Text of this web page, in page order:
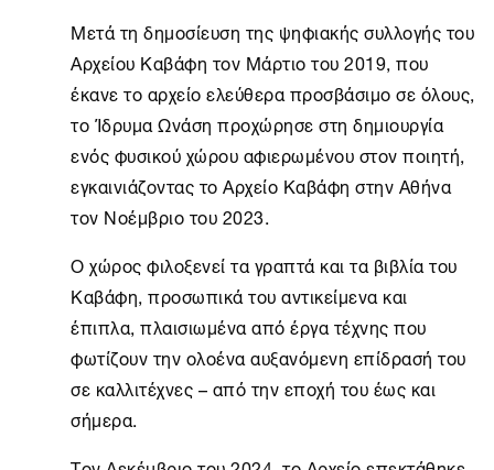
Μετά τη δημοσίευση της ψηφιακής συλλογής του
Αρχείου Καβάφη τον Μάρτιο του 2019, που
έκανε το αρχείο ελεύθερα προσβάσιμο σε όλους,
τοΊδρυμα Ωνάση προχώρησε στη δημιουργία
ενός φυσικού χώρου αφιερωμένου στον ποιητή,
εγκαινιάζοντας τοΑρχείο Καβάφη στηνΑθήνα
τον Νοέμβριο του 2023.
Ο χώρος φιλοξενεί τα γραπτά και τα βιβλία του
Καβάφη, προσωπικά του αντικείμενα και
έπιπλα, πλαισιωμένα από έργα τέχνης που
φωτίζουν την ολοένα αυξανόμενη επίδρασή του
σε καλλιτέχνες – από την εποχή του έως και
σήμερα.